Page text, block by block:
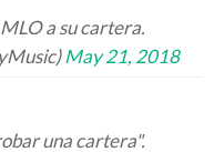
a su cartera.
May 21, 2018
una cartera".